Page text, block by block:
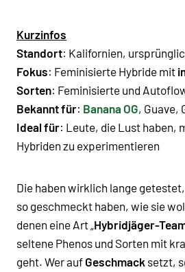
Kurzinfos
Standort: Kalifornien,
Fokus: Feminisierte Hybride mit
Sorten: Feminisierte und
Bekannt für: Banana OG, Guave,
Ideal für: Leute, die Lust haben,
Hybriden zu experimentieren
Die haben wirklich lange
so geschmeckt haben, wie sie
denen eine Art „ Hybridjäger-
seltene Phenos und Sorten mit
geht. Wer auf Geschmack setzt,